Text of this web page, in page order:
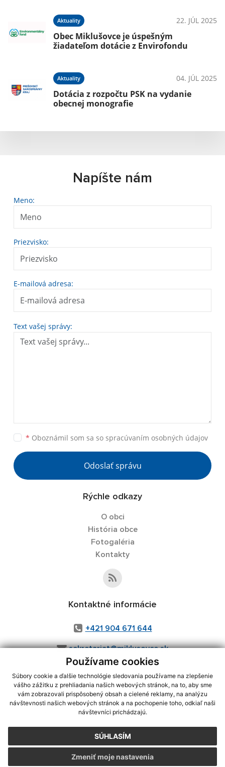
Používame cookies
Súbory cookie a ďalšie technológie sledovania používame na zlepšenie
vášho zážitku z prehliadania našich webových stránok, na to, aby sme
vám zobrazovali prispôsobený obsah a cielené reklamy, na analýzu
návštevnosti našich webových stránok a na pochopenie toho, odkiaľ naši
návštevníci prichádzajú.
SÚHLASÍM
Zmeniť moje nastavenia
Aktuality 22. JÚL 2025
Obec Miklušovce je úspešným
žiadateľom dotácie z Envirofondu
Aktuality 04. JÚL 2025
Dotácia z rozpočtu PSK na vydanie
obecnej monografie
Napíšte nám
Meno:
Priezvisko:
E-mailová adresa:
Text vašej správy:
* Oboznámil som sa so spracúvaním osobných údajov
Odoslať správu
Rýchle odkazy
O obci
História obce
Fotogaléria
Kontakty
Kontaktné informácie
+421 904 671 644
sekretariat@miklusovce.sk
využite možnosť získavania aktuálnych informácií s využitím RSS
CMS systém (redakčný) systém ECHELON 2,Mapa stránok,web portál
webex.digital, s.r.o.,domény,registrácia domény
Posledná aktualizácia:20.07.2026
Vytlačiť stránku|Vyhlásenie o prístupnosti